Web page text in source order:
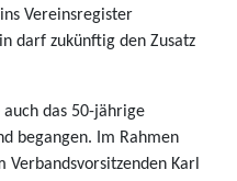
Vereinsregister
darf zukünftig den Zusatz
das 50-jährige
begangen. Im Rahmen
Karl